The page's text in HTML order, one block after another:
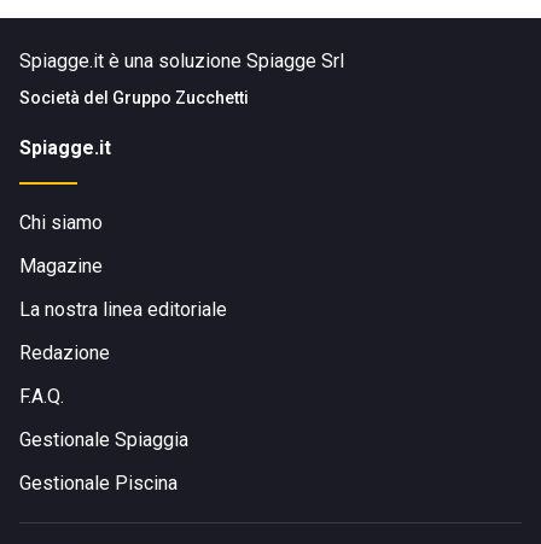
Spiagge.it è una soluzione Spiagge Srl
Società del Gruppo Zucchetti
Spiagge.it
Chi siamo
Magazine
La nostra linea editoriale
Redazione
F.A.Q.
Gestionale Spiaggia
Gestionale Piscina